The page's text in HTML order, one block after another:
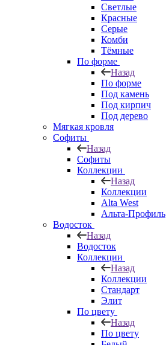
Светлые
Красные
Серые
Комби
Тёмные
По форме
Назад
По форме
Под камень
Под кирпич
Под дерево
Мягкая кровля
Софиты
Назад
Софиты
Коллекции
Назад
Коллекции
Alta West
Альта-Профиль
Водосток
Назад
Водосток
Коллекции
Назад
Коллекции
Стандарт
Элит
По цвету
Назад
По цвету